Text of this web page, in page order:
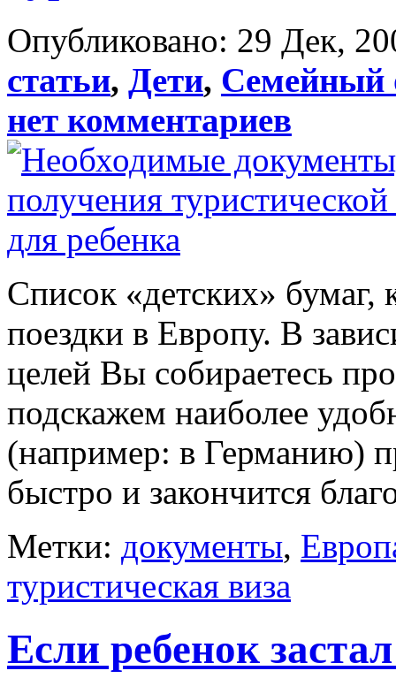
Опубликовано: 29 Дек,
статьи, Дети, Семейный
нет комментариев
Список «детских» бумаг,
поездки в Европу. В
целей Вы собираетесь
подскажем наиболее
(например: в Германию)
быстро и закончится
Метки: документы,
туристическая виза
Если ребенок